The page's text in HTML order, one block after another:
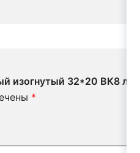
изогнутый 32*20 ВК8
*